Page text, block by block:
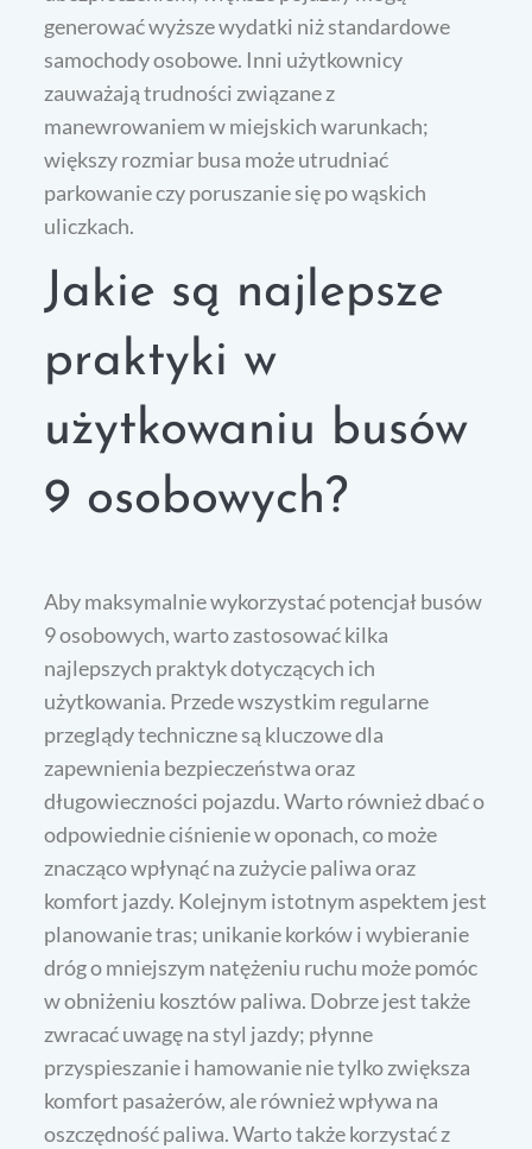
generować wyższe wydatki niż standardowe
samochody osobowe. Inni użytkownicy
zauważają trudności związane z
manewrowaniem w miejskich warunkach;
większy rozmiar busa może utrudniać
parkowanie czy poruszanie się po wąskich
uliczkach.
Jakie są najlepsze
praktyki w
użytkowaniu busów
9 osobowych?
Aby maksymalnie wykorzystać potencjał busów
9 osobowych, warto zastosować kilka
najlepszych praktyk dotyczących ich
użytkowania. Przede wszystkim regularne
przeglądy techniczne są kluczowe dla
zapewnienia bezpieczeństwa oraz
długowieczności pojazdu. Warto również dbać o
odpowiednie ciśnienie w oponach, co może
znacząco wpłynąć na zużycie paliwa oraz
komfort jazdy. Kolejnym istotnym aspektem jest
planowanie tras; unikanie korków i wybieranie
dróg o mniejszym natężeniu ruchu może pomóc
w obniżeniu kosztów paliwa. Dobrze jest także
zwracać uwagę na styl jazdy; płynne
przyspieszanie i hamowanie nie tylko zwiększa
komfort pasażerów, ale również wpływa na
oszczędność paliwa. Warto także korzystać z